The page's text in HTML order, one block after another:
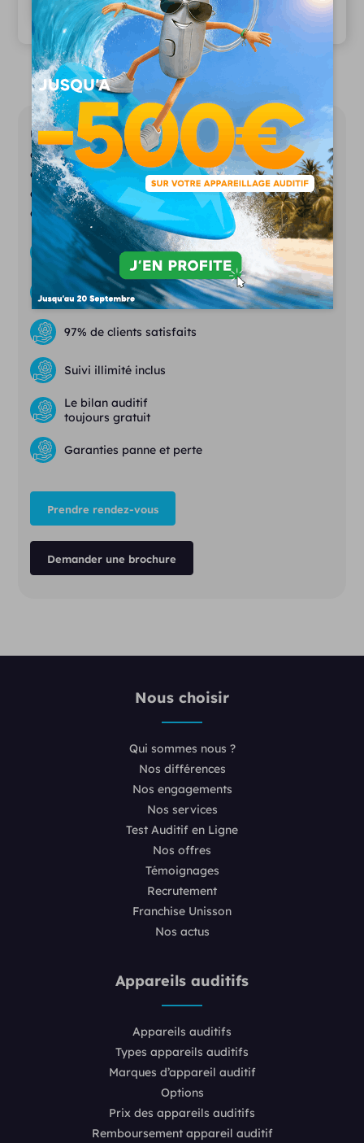
97% de patients satisfaits
Unisson représente la nouvelle génération
d’audioprothésistes. Notre ambition est de
démocratiser l’appareillage auditif tout en
assurant les services d’un laboratoire
d’audioprothèse conventionnel.
Des prix justes et transparents
Essais gratuits
& sans engagement
97% de clients satisfaits
Suivi illimité inclus
Le bilan auditif
toujours gratuit
Garanties panne et perte
Prendre rendez-vous
Demander une brochure
Nous choisir
Qui sommes nous ?
Nos différences
Nos engagements
Nos services
Test Auditif en Ligne
Nos offres
Témoignages
Recrutement
Franchise Unisson
Nos actus
Appareils auditifs
Appareils auditifs
Types appareils auditifs
Marques d’appareil auditif
Options
Prix des appareils auditifs
Remboursement appareil auditif